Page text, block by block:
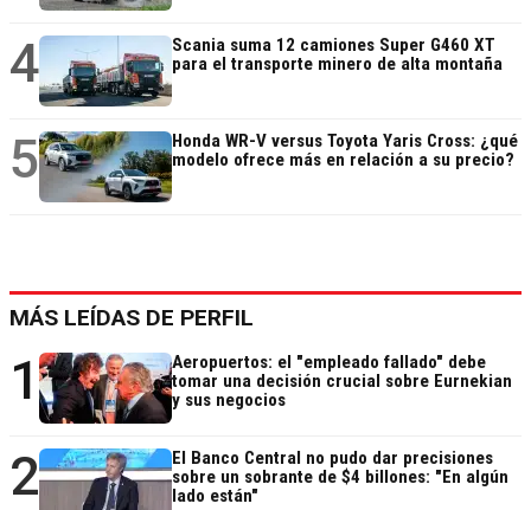
4
Scania suma 12 camiones Super G460 XT
para el transporte minero de alta montaña
5
Honda WR-V versus Toyota Yaris Cross: ¿qué
modelo ofrece más en relación a su precio?
MÁS LEÍDAS DE PERFIL
1
Aeropuertos: el "empleado fallado" debe
tomar una decisión crucial sobre Eurnekian
y sus negocios
2
El Banco Central no pudo dar precisiones
sobre un sobrante de $4 billones: "En algún
lado están"